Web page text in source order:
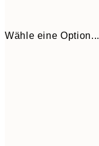
Wähle eine Option...